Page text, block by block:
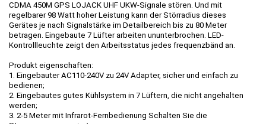
CDMA 450M GPS LOJACK UHF UKW-Signale stören. Und mit
regelbarer 98 Watt hoher Leistung kann der Störradius dieses
Gerätes je nach Signalstärke im Detailbereich bis zu 80 Meter
betragen. Eingebaute 7 Lüfter arbeiten ununterbrochen. LED-
Kontrollleuchte zeigt den Arbeitsstatus jedes frequenzbänd an.
Produkt eigenschaften:
1. Eingebauter AC110-240V zu 24V Adapter, sicher und einfach zu
bedienen;
2. Eingebautes gutes Kühlsystem in 7 Lüftern, die nicht angehalten
werden;
3. 2-5 Meter mit Infrarot-Fernbedienung Schalten Sie die